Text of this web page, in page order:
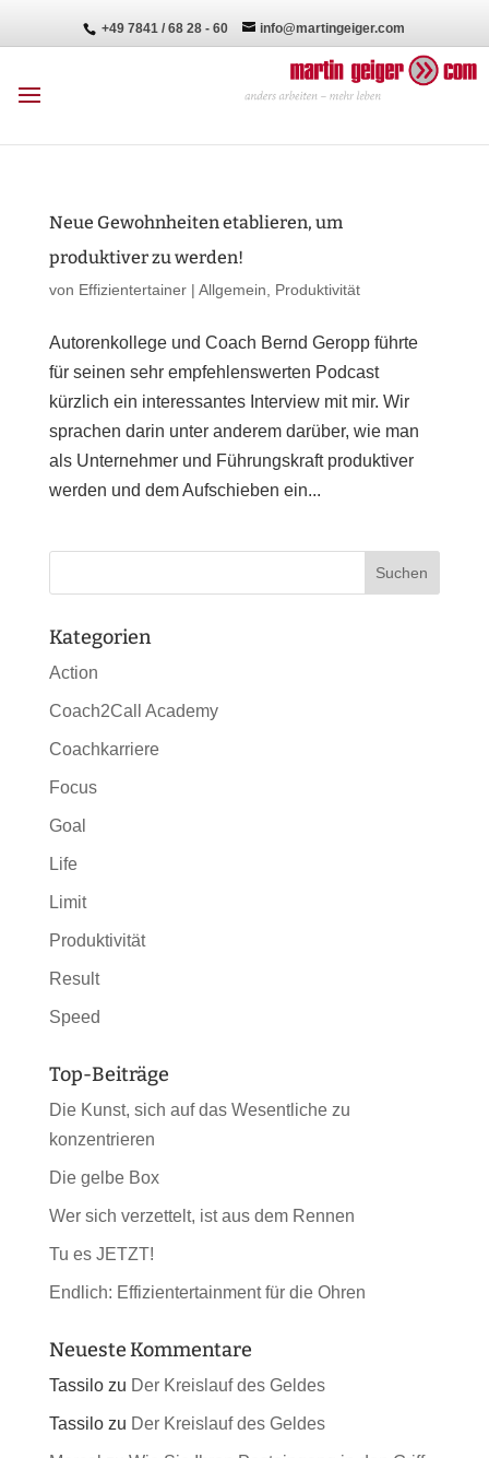
+49 7841 / 68 28 - 60 info@martingeiger.com
Neue Gewohnheiten etablieren, um
produktiver zu werden!
von Effizientertainer| Allgemein Produktivität
Autorenkollege und Coach Bernd Geropp führte
für seinen sehr empfehlenswerten Podcast
kürzlich ein interessantes Interview mit mir. Wir
sprachen darin unter anderem darüber, wie man
als Unternehmer und Führungskraft produktiver
werden und dem Aufschieben ein...
Kategorien
Action
Coach2Call Academy
Coachkarriere
Focus
Goal
Life
Limit
Produktivität
Result
Speed
Top-Beiträge
Die Kunst, sich auf das Wesentliche zu
konzentrieren
Die gelbe Box
Wer sich verzettelt, ist aus dem Rennen
Tu es JETZT!
Endlich: Effizientertainment für die Ohren
Neueste Kommentare
Tassilozu Der Kreislauf des Geldes
Tassilozu Der Kreislauf des Geldes